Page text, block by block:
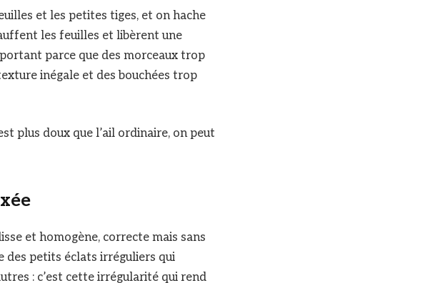
et les petites tiges, et on hache
les feuilles et libèrent une
parce que des morceaux trop
inégale et des bouchées trop
plus doux que l’ail ordinaire, on peut
et homogène, correcte mais sans
des petits éclats irréguliers qui
: c’est cette irrégularité qui rend